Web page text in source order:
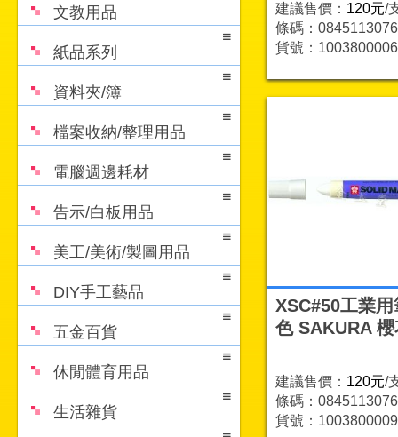
文教用品
紙品系列
資料夾/簿
檔案收納/整理用品
電腦週邊耗材
告示/白板用品
美工/美術/製圖用品
DIY手工藝品
五金百貨
休閒體育用品
生活雜貨
建議售價： 120元/
條碼：
貨號：1003800006
XSC#50工業
色 SAKURA 櫻
建議售價： 120元/
條碼：
貨號：1003800009